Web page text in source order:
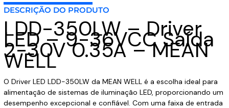
-
MEAN
WELL
quantidade
DESCRIÇÃO DO PRODUTO
LDD-350LW – Driver
LED – 9-36VCC Saída
2-30V 0.35A – MEAN
WELL
O Driver LED LDD-350LW da MEAN WELL é a escolha ideal para
alimentação de sistemas de iluminação LED, proporcionando um
desempenho excepcional e confiável. Com uma faixa de entrada